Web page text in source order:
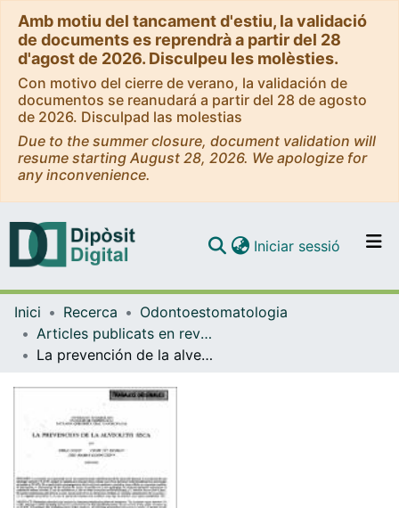
Amb motiu del tancament d'estiu, la validació
de documents es reprendrà a partir del 28
d'agost de 2026. Disculpeu les molèsties.
Con motivo del cierre de verano, la validación de
documentos se reanudará a partir del 28 de agosto
de 2026. Disculpad las molestias
Due to the summer closure, document validation will
resume starting August 28, 2026. We apologize for
any inconvenience.
Navega per tot el DD
Iniciar sessió (current)
Inici Recerca
Odontoestomatologia
Articles publicats en revistes (Odontoestomatologia)
La prevención de la alveolitis seca